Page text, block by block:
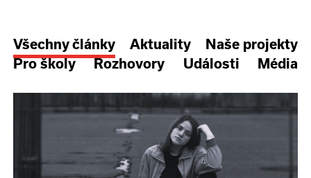
Všechny články Aktuality
Naše projekty
Pro školy
Rozhovory Události Média